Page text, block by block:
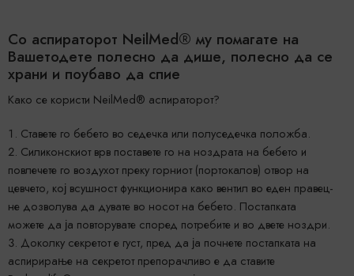
Со аспираторот NeilMed® му помагате на
Вашетодете полесно да дише, полесно да се
храни и поубаво да спие
Како се користи NeilMed® аспираторот?
Ставете го бебето во седечка или полуседечка положба.
Силиконскиот врв поставете го на ноздрата на бебето и
повлечете го воздухот преку горниот (портокалов) отвор на
цевчето, кој всушност функционира како вентил во еден правец-
не дозволува да дувате во носот на бебето. Постапката
можете да ја повторувате според потребите и во двете ноздри.
Доколку секретот е густ, пред да ја почнете постапката на
аспирирање на секретот препорачливо е да ставите